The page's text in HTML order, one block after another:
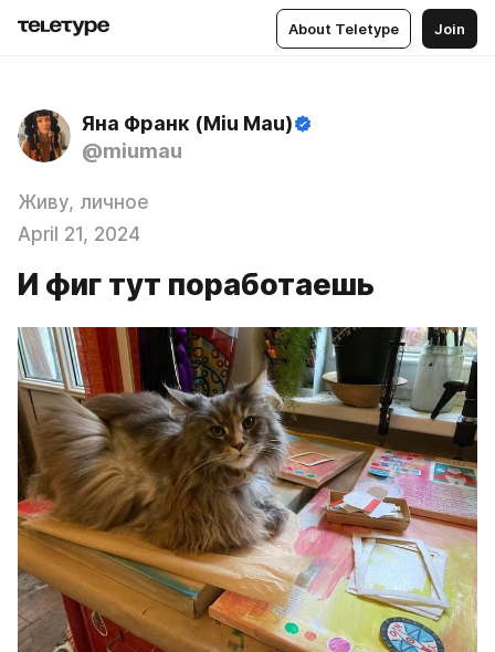
About Teletype Join
Яна Франк (Miu Mau)
@miumau
Живу, личное
April 21, 2024
И фиг тут поработаешь